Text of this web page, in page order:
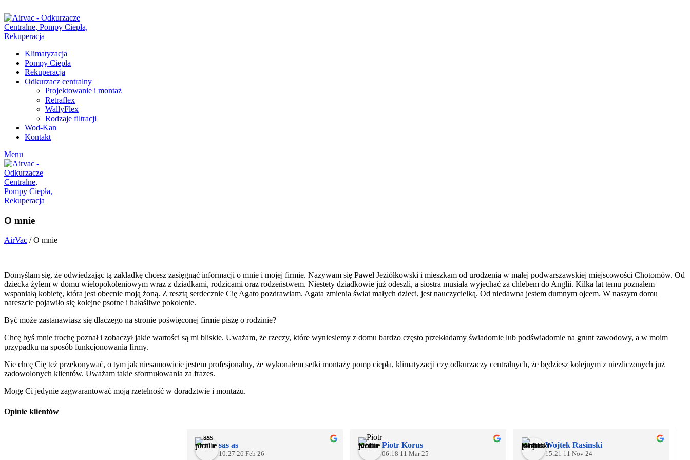
Klimatyzacja
Pompy Ciepła
Rekuperacja
Odkurzacz centralny
Projektowanie i montaż
Retraflex
WallyFlex
Rodzaje filtracji
Wod-Kan
Kontakt
Menu
O mnie
AirVac /O mnie
Domyślam się, że odwiedzając tą zakładkę chcesz zasięgnąć informacji o mnie i mojej firmie. Nazywam się Paweł Jeziółkowski i mieszkam od urodzenia w małej podwarszawskiej miejscowości Chotomów. Od
dziecka żyłem w domu wielopokoleniowym wraz z dziadkami, rodzicami oraz rodzeństwem. Niestety dziadkowie już odeszli, a siostra musiała wyjechać za chlebem do Anglii. Kilka lat temu poznałem
wspaniałą kobietę, która jest obecnie moją żoną. Z resztą serdecznie Cię Agato pozdrawiam. Agata zmienia świat małych dzieci, jest nauczycielką. Od niedawna jestem dumnym ojcem. W naszym domu
nareszcie pojawiło się kolejne psotne i hałaśliwe pokolenie.
Być może zastanawiasz się dlaczego na stronie poświęconej firmie piszę o rodzinie?
Chcę byś mnie trochę poznał i zobaczył jakie wartości są mi bliskie. Uważam, że rzeczy, które wyniesiemy z domu bardzo często przekładamy świadomie lub podświadomie na grunt zawodowy, a w moim
przypadku na sposób funkcjonowania firmy.
Nie chcę Cię też przekonywać, o tym jak niesamowicie jestem profesjonalny, że wykonałem setki montaży pomp ciepła, klimatyzacji czy odkurzaczy centralnych, że będziesz kolejnym z niezliczonych już
zadowolonych klientów. Uważam takie sformułowania za frazes.
Mogę Ci jedynie zagwarantować moją rzetelność w doradztwie i montażu.
Opinie klientów
sas as
10:27 26 Feb 26
Piotr Korus
06:18 11 Mar 25
Wojtek Rasinski
15:21 11 Nov 24